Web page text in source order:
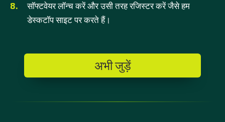
सॉफ्टवेयर लॉन्च करें और उसी तरह रजिस्टर करें जैसे हम
डेस्कटॉप साइट पर करते हैं।
अभी जुड़ें